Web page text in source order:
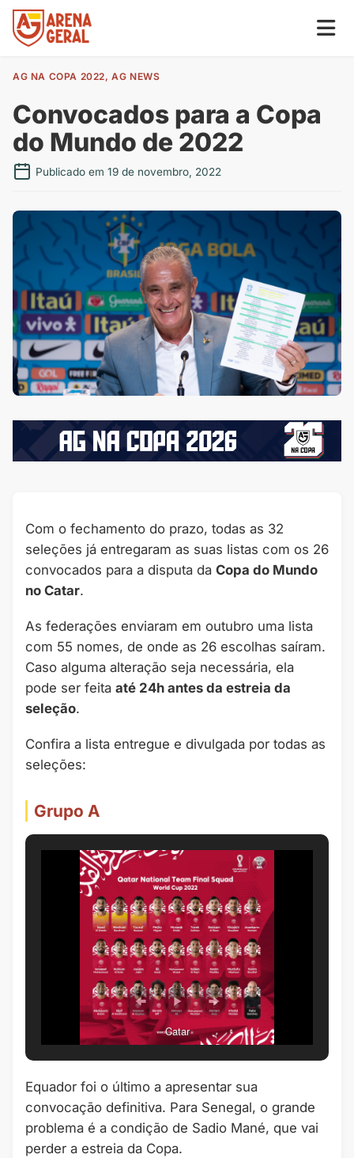
AG NA COPA 2022,AG NEWS
Convocados para a Copa
do Mundo de 2022
Publicado em 19 de novembro, 2022
Com o fechamento do prazo, todas as 32
seleções já entregaram as suas listas com os 26
convocados para a disputa da Copa do Mundo
no Catar.
As federações enviaram em outubro uma lista
com 55 nomes, de onde as 26 escolhas saíram.
Caso alguma alteração seja necessária, ela
pode ser feita até 24h antes da estreia da
seleção.
Confira a lista entregue e divulgada por todas as
seleções:
Grupo A
Catar
Equador foi o último a apresentar sua
convocação definitiva. Para Senegal, o grande
problema é a condição de Sadio Mané, que vai
perder a estreia da Copa.